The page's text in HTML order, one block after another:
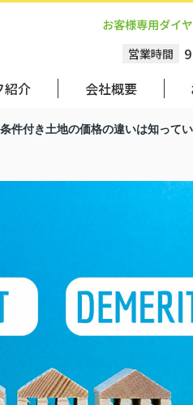
営業時間
紹介 会社概要
件付き土地の価格の違いは知って